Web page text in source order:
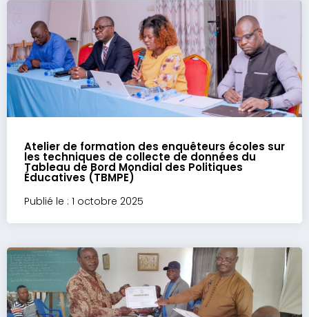
Atelier de formation des enquêteurs écoles sur
les techniques de collecte de données du
Tableau de Bord Mondial des Politiques
Éducatives (TBMPE)
Publié le : 1 octobre 2025